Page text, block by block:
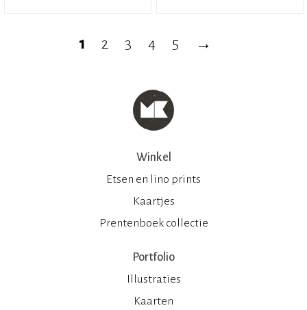
1 2 3 4 5 →
Winkel
Etsen en lino prints
Kaartjes
Prentenboek collectie
Portfolio
Illustraties
Kaarten